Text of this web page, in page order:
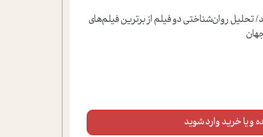
تحلیل روان‌شناختی دو فیلم از برترین فیلم‌های
و یا خرید وارد شوید